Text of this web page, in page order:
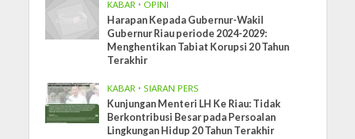
KABAR • OPINI
Harapan Kepada Gubernur-Wakil
Gubernur Riau periode 2024-2029:
Menghentikan Tabiat Korupsi 20 Tahun
Terakhir
KABAR • SIARAN PERS
Kunjungan Menteri LH Ke Riau: Tidak
Berkontribusi Besar pada Persoalan
Lingkungan Hidup 20 Tahun Terakhir